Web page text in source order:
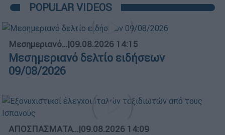
POPULAR VIDEOS
Μεσημεριανό...|09.08.2026 14:15
Μεσημεριανό δελτίο ειδήσεων
09/08/2026
ΑΠΟΣΠΑΣΜΑΤΑ...|09.08.2026 14:09